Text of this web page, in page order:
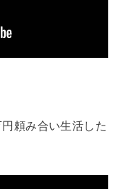
頼み合い生活した